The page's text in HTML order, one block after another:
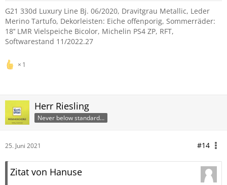
G21 330d Luxury Line Bj. 06/2020, Dravitgrau Metallic, Leder
Merino Tartufo, Dekorleisten: Eiche offenporig, Sommerräder:
18’‘ LMR Vielspeiche Bicolor, Michelin PS4 ZP, RFT,
Softwarestand 11/2022.27
1
Herr Riesling
Never below standard…
25. Juni 2021 #14
Zitat von Hanuse